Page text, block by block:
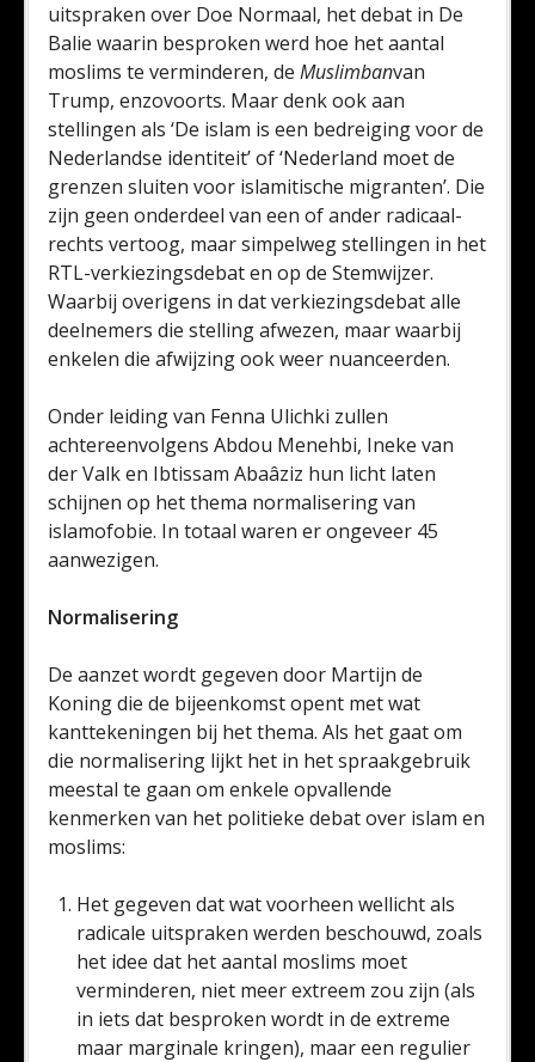
uitspraken over Doe Normaal, het debat in De
Balie waarin besproken werd hoe het aantal
moslims te verminderen, de Muslimbanvan
Trump, enzovoorts. Maar denk ook aan
stellingen als ‘De islam is een bedreiging voor de
Nederlandse identiteit’ of ‘Nederland moet de
grenzen sluiten voor islamitische migranten’. Die
zijn geen onderdeel van een of ander radicaal-
rechts vertoog, maar simpelweg stellingen in het
RTL-verkiezingsdebat en op de Stemwijzer.
Waarbij overigens in dat verkiezingsdebat alle
deelnemers die stelling afwezen, maar waarbij
enkelen die afwijzing ook weer nuanceerden.
Onder leiding van Fenna Ulichki zullen
achtereenvolgens Abdou Menehbi, Ineke van
der Valk en Ibtissam Abaâziz hun licht laten
schijnen op het thema normalisering van
islamofobie. In totaal waren er ongeveer 45
aanwezigen.
Normalisering
De aanzet wordt gegeven door Martijn de
Koning die de bijeenkomst opent met wat
kanttekeningen bij het thema. Als het gaat om
die normalisering lijkt het in het spraakgebruik
meestal te gaan om enkele opvallende
kenmerken van het politieke debat over islam en
moslims:
Het gegeven dat wat voorheen wellicht als
radicale uitspraken werden beschouwd, zoals
het idee dat het aantal moslims moet
verminderen, niet meer extreem zou zijn (als
in iets dat besproken wordt in de extreme
maar marginale kringen), maar een regulier